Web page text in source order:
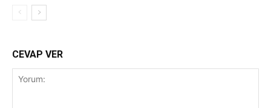
CEVAP VER